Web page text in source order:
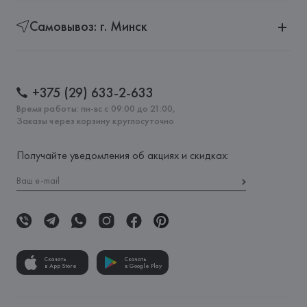
Самовывоз: г. Минск
+375 (29) 633-2-633
Время работы: пн-вс с 09:00 до 21:00,
Заказы через корзину круглосуточно
Получайте уведомления об акциях и скидках:
Скачать
в App Store
Скачать
в Google Play